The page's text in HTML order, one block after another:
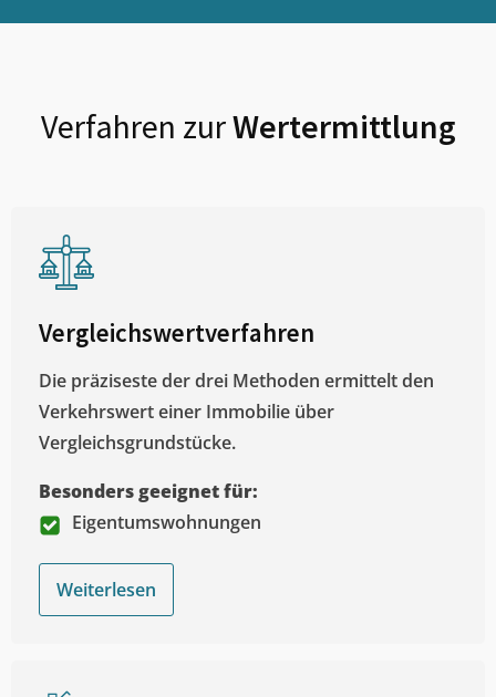
Verfahren zurWertermittlung
Vergleichswertverfahren
Die präziseste der drei Methoden ermittelt den
Verkehrswert einer Immobilie über
Vergleichsgrundstücke.
Besonders geeignet für:
Eigentumswohnungen
Weiterlesen